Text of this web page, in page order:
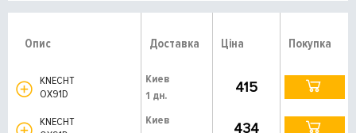
Опис Доставка Ціна Покупка
KNECHT
OX91D
Киев
1 дн.
415
KNECHT
Киев
434